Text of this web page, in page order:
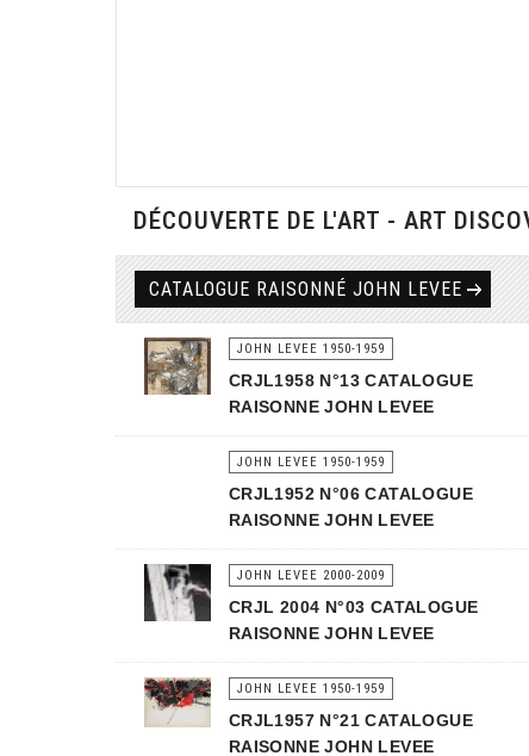
DÉCOUVERTE DE L'ART - ART
CATALOGUE RAISONNÉ JOHN LEVEE
JOHN LEVEE 1950-1959
CRJL1958 N°13 CATALOGUE
RAISONNE JOHN LEVEE
JOHN LEVEE 1950-1959
CRJL1952 N°06 CATALOGUE
RAISONNE JOHN LEVEE
JOHN LEVEE 2000-2009
CRJL 2004 N°03 CATALOGUE
RAISONNE JOHN LEVEE
JOHN LEVEE 1950-1959
CRJL1957 N°21 CATALOGUE
RAISONNE JOHN LEVEE